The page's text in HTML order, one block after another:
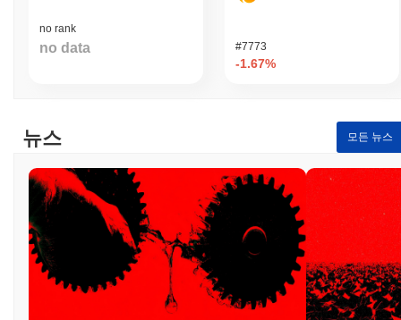
no rank
no data #7773
-1.67%
뉴스 모든 뉴스